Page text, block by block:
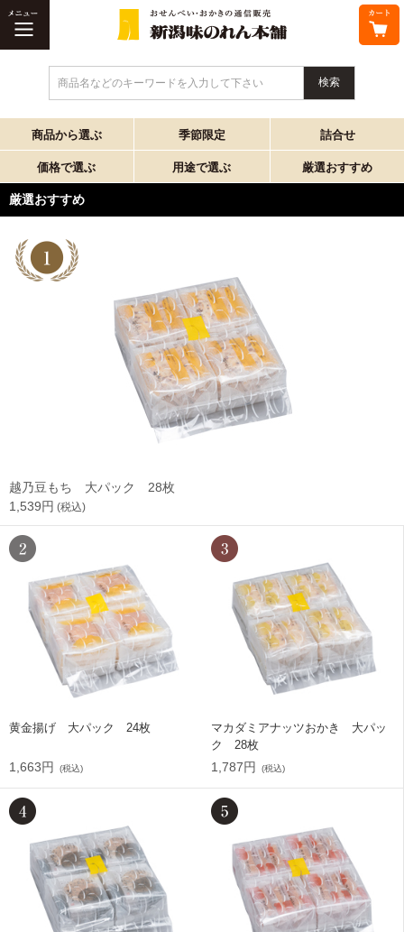
商品名などのキーワードを入力して下さい
商品から選ぶ 季節限定 詰合せ
価格で選ぶ 用途で選ぶ 厳選おすすめ
厳選おすすめ
越乃豆もち 大パック 28枚
1,539円 (税込)
黄金揚げ 大パック 24枚
1,663円 (税込)
マカダミアナッツおかき 大パッ
ク 28枚
1,787円 (税込)